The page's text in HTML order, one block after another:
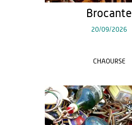
Brocante
20/09/2026
CHAOURSE